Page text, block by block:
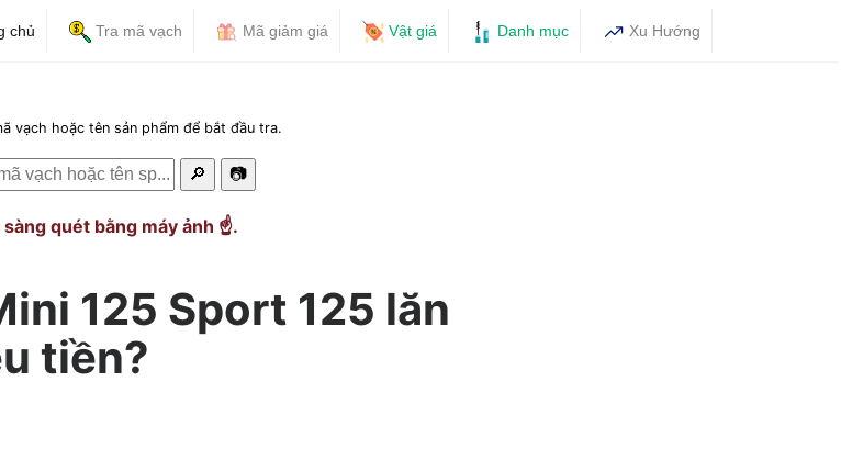
chủ Tra mã vạch Mã giảm giá Vật giá Danh mục Xu Hướng
vạch hoặc tên sản phẩm để bắt đầu tra.
🔎 📷
sàng quét bằng máy ảnh ☝️.
125 Sport 125 lăn
tiền?